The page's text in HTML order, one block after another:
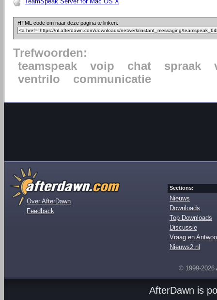
HTML code om naar deze pagina te linken:
Trefwoorden:
teamspeak
voip chat spraak
ventrilo
communicatie
Over AfterDawn
Feedback
Sections:
Nieuws
Downloads
Top Downloads
Discussie
Vraag en
Nieuws2.nl
© 1999-2026
AfterDawn is